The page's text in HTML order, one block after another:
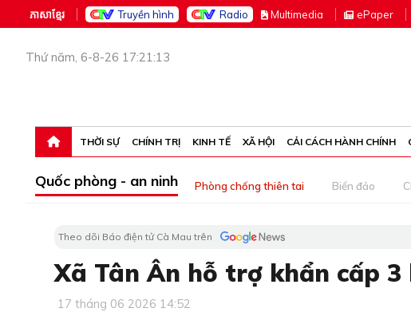
ភាសាខ្មែរ Truyền hình Radio Multimedia ePaper
Thứ năm, 6-8-26 17:21:13
THỜI SỰ CHÍNH TRỊ KINH TẾ XÃ HỘI CẢI CÁCH HÀNH CHÍNH
Quốc phòng - an ninh Phòng chống thiên tai Biển đảo
Theo dõi Báo điện tử Cà Mau trên
Xã Tân Ân hỗ trợ khẩn cấp
17 tháng 06 2026 14:52